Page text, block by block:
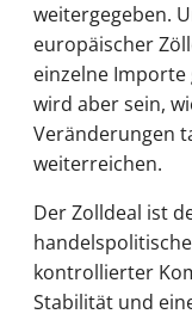
weitergegeben.
europäischer
einzelne
wird aber sein,
Veränderungen
weiterreichen.
Der Zolldeal ist
kontrollierter
Stabilität und